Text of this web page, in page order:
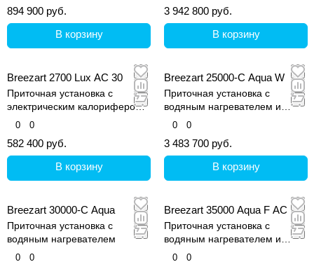
894 900 руб.
В корзину
3 942 800 руб.
В корзину
Breezart 2700 Lux AC 30
Приточная установка с
электрическим калорифером
(AС)
0 0
582 400 руб.
В корзину
Breezart 25000-C Aqua W
Приточная установка с
водяным нагревателем и
водным охладителем
0 0
3 483 700 руб.
В корзину
Breezart 30000-C Aqua
Приточная установка с
водяным нагревателем
0 0
Breezart 35000 Aqua F AC
Приточная установка с
водяным нагревателем и
фреоновым охладителем
0 0